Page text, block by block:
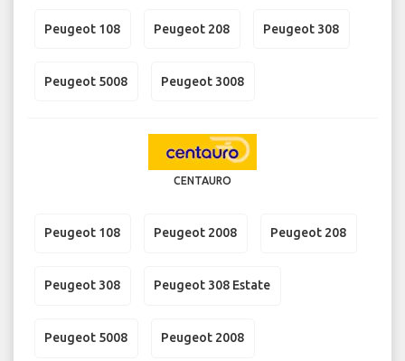
Peugeot 108 Peugeot 208 Peugeot 308
Peugeot 5008 Peugeot 3008
CENTAURO
Peugeot 108 Peugeot 2008 Peugeot 208
Peugeot 308 Peugeot 308 Estate
Peugeot 5008 Peugeot 2008